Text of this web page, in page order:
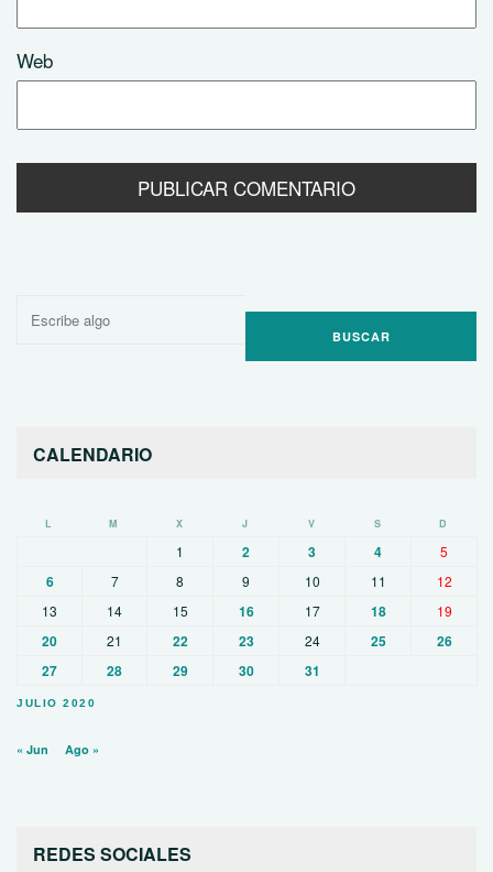
Web
Buscar
CALENDARIO
JULIO 2020
L M X J V S D
1 2 3 4 5
6 7 8 9 10 11
12
13
14 15 16 17 18 19
20 21 22 23 24 25
26
27
28 29 30 31
« Jun Ago »
REDES SOCIALES